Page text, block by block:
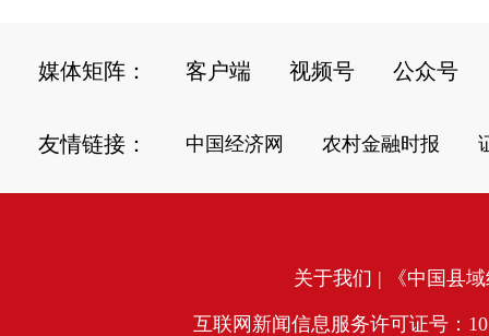
媒体矩阵： 客户端 视频号 公众号
友情链接： 中国经济网 农村金融时报
关于我们 | 《中国县
互联网新闻信息服务许可证号：